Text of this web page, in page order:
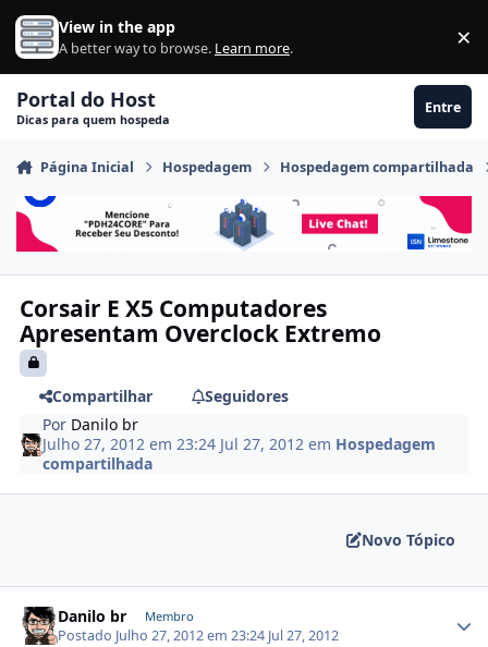
Ir para conteúdo
View in the app
A better way to browse. Learn more. ×
Portal do Host
Dicas para quem hospeda
Entre
Página Inicial Hospedagem Hospedagem compartilhada
Corsair E X5 Computadores
Apresentam Overclock Extremo
Compartilhar
Seguidores
Por Danilo br
Julho 27, 2012 em 23:24 Jul 27, 2012 em Hospedagem
compartilhada
Novo Tópico
Danilo br Membro
Postado Julho 27, 2012 em 23:24 Jul 27, 2012